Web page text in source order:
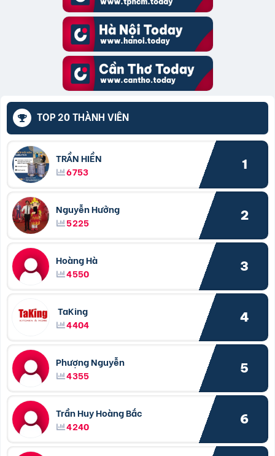
TOP 20 THÀNH VIÊN
TRẦN HIỀN
6753
1
Nguyễn Hưởng
5225
2
Hoàng Hà
4550
3
TaKing
4404
4
Phượng Nguyễn
4355
5
Trần Huy Hoàng Bắc
4240
6